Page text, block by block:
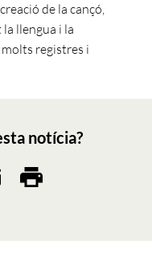
de la cançó,
llengua i la
registres i
notícia?